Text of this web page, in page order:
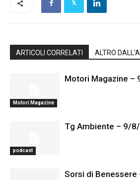
ARTICOLI CORRELATI ALTRO
Motori Magazine
Motori Magazine –
podcast
Tg Ambiente – 9/
Sorsi di Benessere